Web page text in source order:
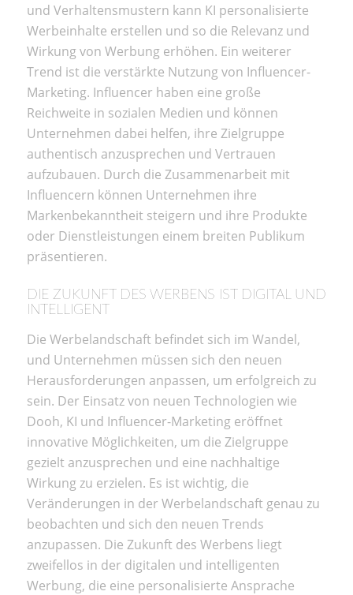
und Verhaltensmustern kann KI personalisierte
Werbeinhalte erstellen und so die Relevanz und
Wirkung von Werbung erhöhen. Ein weiterer
Trend ist die verstärkte Nutzung von Influencer-
Marketing. Influencer haben eine große
Reichweite in sozialen Medien und können
Unternehmen dabei helfen, ihre Zielgruppe
authentisch anzusprechen und Vertrauen
aufzubauen. Durch die Zusammenarbeit mit
Influencern können Unternehmen ihre
Markenbekanntheit steigern und ihre Produkte
oder Dienstleistungen einem breiten Publikum
präsentieren.
DIE ZUKUNFT DES WERBENS IST DIGITAL UND
INTELLIGENT
Die Werbelandschaft befindet sich im Wandel,
und Unternehmen müssen sich den neuen
Herausforderungen anpassen, um erfolgreich zu
sein. Der Einsatz von neuen Technologien wie
Dooh, KI und Influencer-Marketing eröffnet
innovative Möglichkeiten, um die Zielgruppe
gezielt anzusprechen und eine nachhaltige
Wirkung zu erzielen. Es ist wichtig, die
Veränderungen in der Werbelandschaft genau zu
beobachten und sich den neuen Trends
anzupassen. Die Zukunft des Werbens liegt
zweifellos in der digitalen und intelligenten
Werbung, die eine personalisierte Ansprache